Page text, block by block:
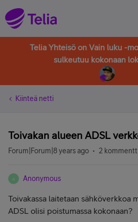
Telia Yhteisö on Vain luku -
sulkeutuu kokonaan
Kiinteä netti
Toivakan alueen ADSL
Forum|Forum|8 years ago 2
A Anonymous
Toivakassa laitetaan sähköverkkoa
ADSL olisi poistumassa kokonaan?